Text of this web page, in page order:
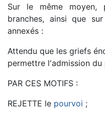
Sur le même moyen,
branches, ainsi que
annexés :
Attendu que les griefs
permettre l'admission du
PAR CES MOTIFS :
REJETTE le pourvoi ;